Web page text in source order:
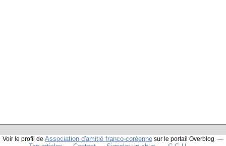
Voir le profil de Association d'amitié franco-coréenne sur le portail Overblog